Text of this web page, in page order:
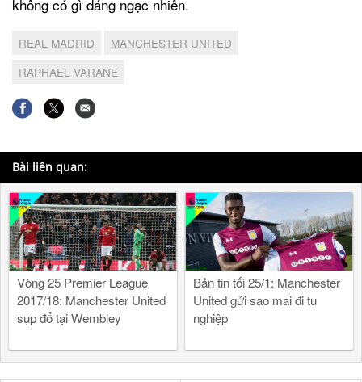
không có gì đáng ngạc nhiên.
REAL MADRID
MANCHESTER UNITED
RAPHAEL VARANE
Bài liên quan:
Vòng 25 Premier League
2017/18: Manchester United
sụp đổ tại Wembley
Bản tin tối 25/1: Manchester
United gửi sao mai đi tu
nghiệp